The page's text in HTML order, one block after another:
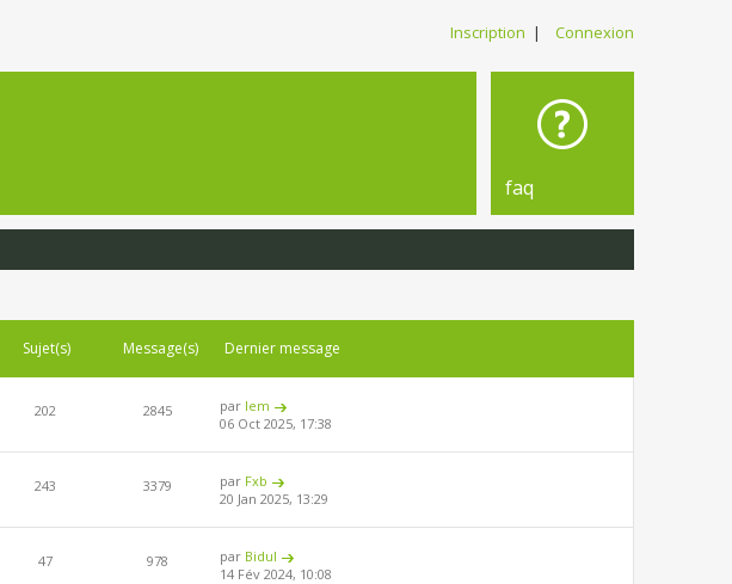
Inscription | Connexion
faq
Sujet(s) Message(s) Dernier message
202 2845 par lem
06 Oct 2025, 17:38
243 3379 par Fxb
20 Jan 2025, 13:29
47 978 par Bidul
14 Fév 2024, 10:08